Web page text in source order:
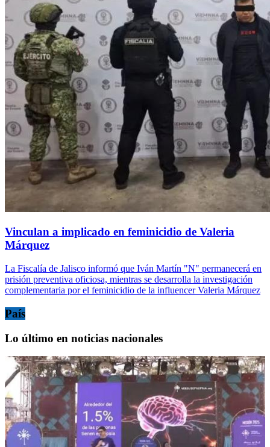
Vinculan a implicado en feminicidio de Valeria
Márquez
La Fiscalía de Jalisco informó que Iván Martín "N" permanecerá en
prisión preventiva oficiosa, mientras se desarrolla la investigación
complementaria por el feminicidio de la influencer Valeria Márquez
País
Lo último en noticias nacionales